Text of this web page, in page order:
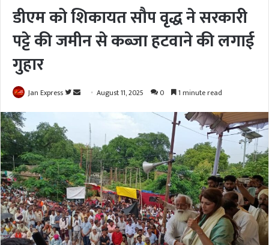
डीएम को शिकायत सौप वृद्ध ने सरकारी
पट्टे की जमीन से कब्जा हटवाने की लगाई
गुहार
Jan Express
F
o
w
o
n
T
w
i
a
n
e
m
a
i
l
August 11, 2025 0 1 minute read